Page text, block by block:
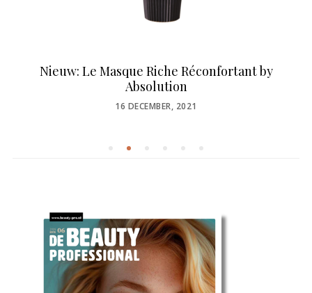
Nieuw: Le Masque Riche Réconfortant by
Absolution
POSTED
16 DECEMBER, 2021